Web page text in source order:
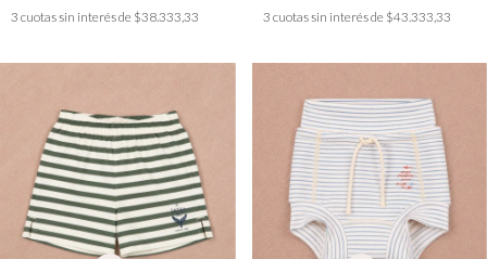
3 cuotas sin interés de $38.333,33 3 cuotas sin interés de $43.333,33